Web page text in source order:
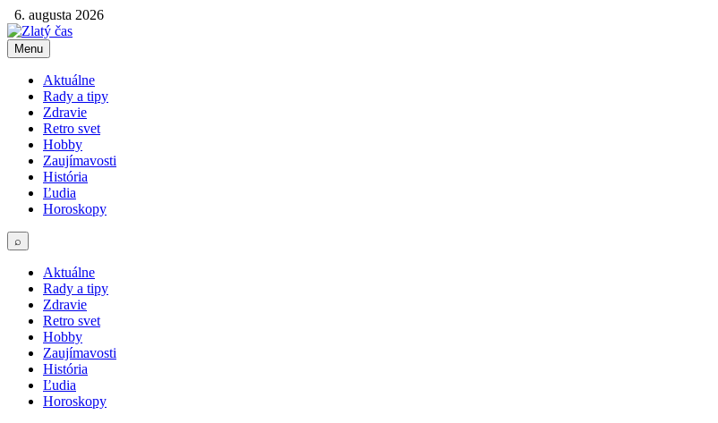
6. augusta 2026
Menu
Aktuálne
Rady a tipy
Zdravie
Retro svet
Hobby
Zaujímavosti
História
Ľudia
Horoskopy
⌕
Aktuálne
Rady a tipy
Zdravie
Retro svet
Hobby
Zaujímavosti
História
Ľudia
Horoskopy